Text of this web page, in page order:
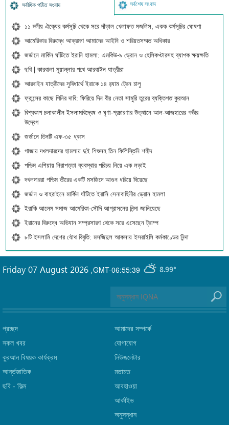
সর্বাধিক পঠিত সংবাদ সর্বশেষ সংবাদ
১১ দলীয় ঐক্যের কর্মসূচি থেকে সরে দাঁড়াল খেলাফত মজলিস, একক কর্মসূচির ঘোষণা
আমেরিকার বিরুদ্ধে আক্রমণ আমাদের আইনি ও শরিয়তসম্মত অধিকার
জর্ডানে মার্কিন ঘাঁটিতে ইরানি হামলা: এমকিউ-৯ ড্রোন ও হেলিকপ্টারসহ ব্যাপক ক্ষয়ক্ষতি
ছবি | কারবালা মুয়াল্লার পথে আরবাঈন যাত্রীরা
আরবাইন যাত্রীদের সুবিধার্থে ইরাকে ১৪ র‍্যাম ট্রেন চালু
ফ্রান্সের কাছে গিনির দাবি: ফিরিয়ে দিন বীর নেতা সামুরি তুরের ব্যক্তিগত কুরআন
বিশ্বকাপ চলাকালীন ইসলামবিদ্বেষ ও ঘৃণা-প্রচারণার উত্থানে আল-আজহারের গভীর
উদ্বেগ
জর্ডানে তিনটি এফ-৩৫ ধ্বংস
গাজায় দখলদারদের হামলায় দুই শিশুসহ তিন ফিলিস্তিনি শহীদ
পশ্চিম এশিয়ায় নিরাপত্তা ব্যবস্থার পরিচয় নিয়ে এক লড়াই
দখলদাররা পশ্চিম তীরের একটি মসজিদে আগুন ধরিয়ে দিয়েছে
জর্ডান ও বাহরাইনে মার্কিন ঘাঁটিতে ইরানি সেনাবাহিনীর ড্রোন হামলা
ইরাকি আলেম সমাজ আমেরিকা-সৌদি আগ্রাসনের নিন্দা জানিয়েছে
ইরানের বিরুদ্ধে অভিযান সম্প্রসারণ থেকে সরে এসেছেন ট্রাম্প
৮টি ইসলামি দেশের যৌথ বিবৃতি: মসজিদুল আকসায় ইসরাইলি কর্মকাণ্ডের নিন্দা
GMT-06:55:39 8.99°
Friday 07 August 2026 ,
প্রচ্ছদ
সকল খবর
কুরআন বিষয়ক কার্যক্রম
আর্ন্তজাতিক
ছবি‎ - ফিল্ম
আমাদের সম্পর্কে
যোগাযোগ
নিউজলেটার
মতামত
আবহাওয়া
আর্কাইভ
অনুসন্ধান